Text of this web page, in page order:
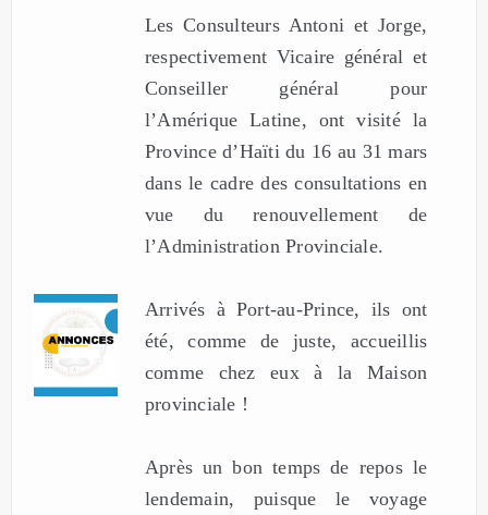
Les Consulteurs Antoni et Jorge,
respectivement Vicaire général et
Conseiller général pour
l’Amérique Latine, ont visité la
Province d’Haïti du 16 au 31 mars
dans le cadre des consultations en
vue du renouvellement de
l’Administration Provinciale.
Arrivés à Port-au-Prince, ils ont
été, comme de juste, accueillis
comme chez eux à la Maison
provinciale !
Après un bon temps de repos le
lendemain, puisque le voyage